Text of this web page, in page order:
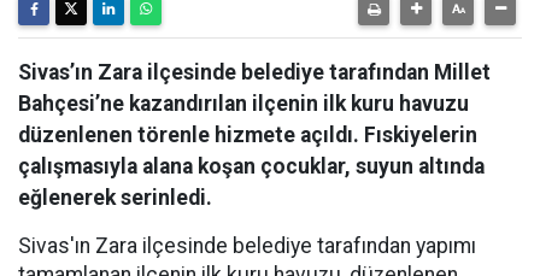
Sivas’ın Zara ilçesinde belediye tarafından Millet
Bahçesi’ne kazandırılan ilçenin ilk kuru havuzu
düzenlenen törenle hizmete açıldı. Fıskiyelerin
çalışmasıyla alana koşan çocuklar, suyun altında
eğlenerek serinledi.
Sivas'ın Zara ilçesinde belediye tarafından yapımı